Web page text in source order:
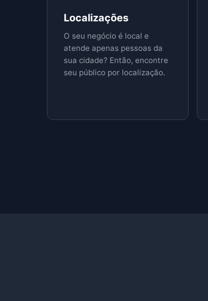
Localizações
O seu negócio é local e
atende apenas pessoas da
sua cidade? Então, encontre
seu público por localização.